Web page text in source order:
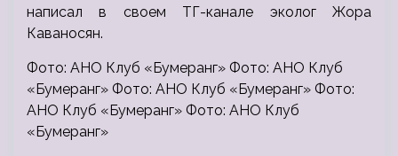
написал в своем ТГ-канале эколог Жора
Каваносян.
Фото: АНО Клуб «Бумеранг» Фото: АНО Клуб
«Бумеранг» Фото: АНО Клуб «Бумеранг» Фото:
АНО Клуб «Бумеранг» Фото: АНО Клуб
«Бумеранг»